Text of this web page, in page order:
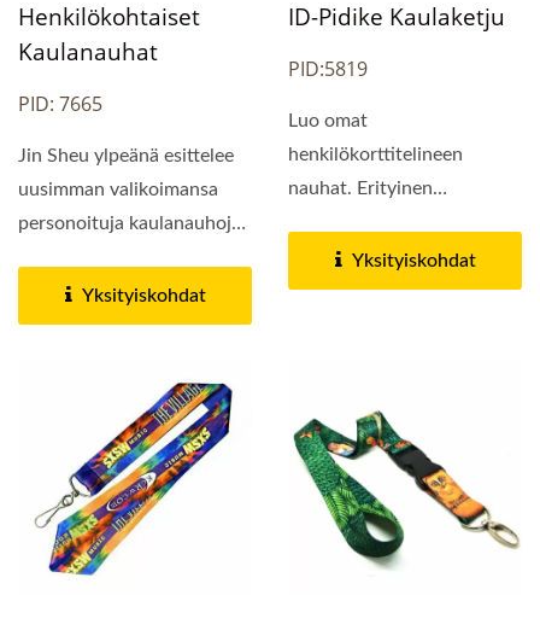
Henkilökohtaiset
Kaulanauhat
PID: 7665
Jin Sheu ylpeänä esittelee
uusimman valikoimansa
personoituja kaulanauhoja,
Yksityiskohdat
ID-Pidike Kaulaketju
PID:5819
Luo omat
henkilökorttitelineen
nauhat. Erityinen
räätälöidyt painetut...
Yksityiskohdat